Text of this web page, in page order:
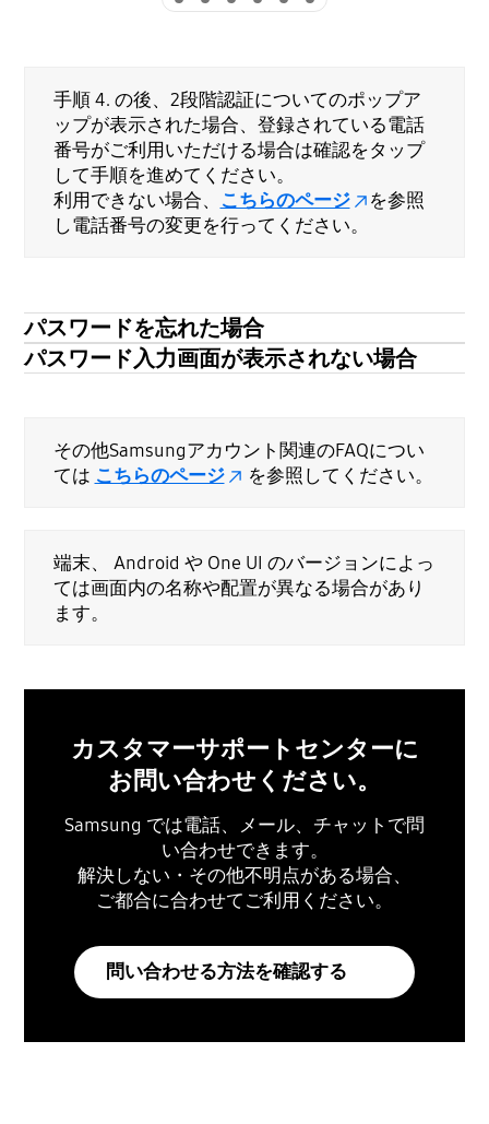
手順 4. の後、2段階認証についてのポップア
ップが表示された場合、登録されている電話
番号がご利用いただける場合は確認をタップ
して手順を進めてください。
利用できない場合、
こちらのページ
を参照
し電話番号の変更を行ってください。
パスワードを忘れた場合
パスワード入力画面が表示されない場合
その他Samsungアカウント関連のFAQについ
ては こちらのページ を参照してください。
端末、 Android や One UI のバージョンによっ
ては画面内の名称や配置が異なる場合があり
ます。
カスタマーサポートセンターに
お問い合わせください。
Samsung では電話、メール、チャットで問
い合わせできます。
解決しない・その他不明点がある場合、
ご都合に合わせてご利用ください。
問い合わせる方法を確認する